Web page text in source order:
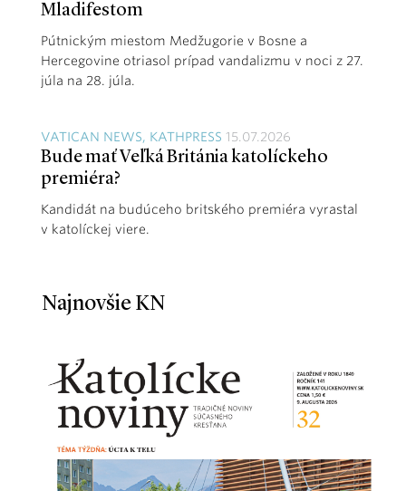
Mladifestom
Pútnickým miestom Medžugorie v Bosne a
Hercegovine otriasol prípad vandalizmu v noci z 27.
júla na 28. júla.
VATICAN NEWS, KATHPRESS 15.07.2026
Bude mať Veľká Británia katolíckeho
premiéra?
Kandidát na budúceho britského premiéra vyrastal
v katolíckej viere.
Najnovšie KN